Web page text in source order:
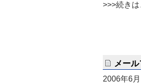
>>>続き
メー
2006年6